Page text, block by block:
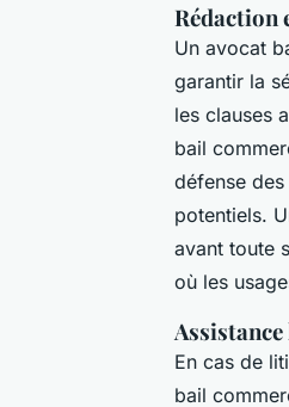
Rédaction
Un avocat
garantir la
les clauses
bail
défense
potentiels.
avant toute
où les
En cas de
bail